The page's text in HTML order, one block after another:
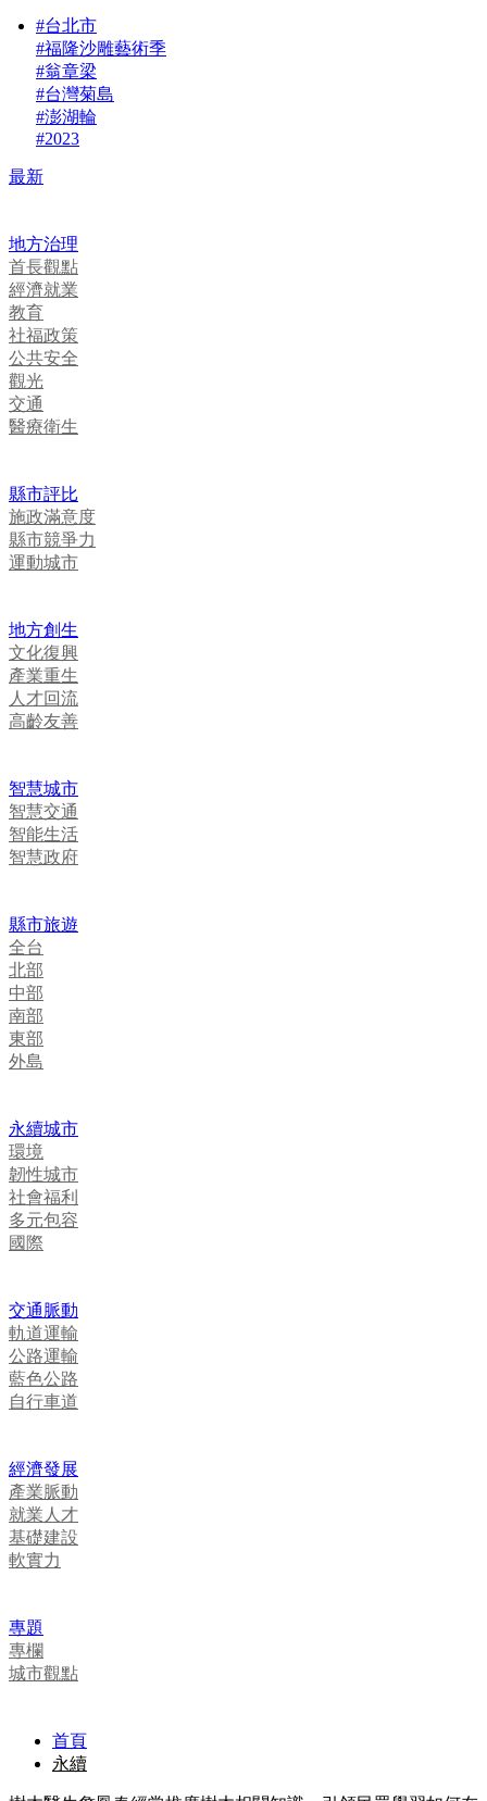
#台北市
#福隆沙雕藝術季
#翁章梁
#台灣菊島
#澎湖輪
#2023
最新
地方治理
首長觀點
經濟就業
教育
社福政策
公共安全
觀光
交通
醫療衛生
縣市評比
施政滿意度
縣市競爭力
運動城市
地方創生
文化復興
產業重生
人才回流
高齡友善
智慧城市
智慧交通
智能生活
智慧政府
縣市旅遊
全台
北部
中部
南部
東部
外島
永續城市
環境
韌性城市
社會福利
多元包容
國際
交通脈動
軌道運輸
公路運輸
藍色公路
自行車道
經濟發展
產業脈動
就業人才
基礎建設
軟實力
專題
專欄
城市觀點
首頁
永續